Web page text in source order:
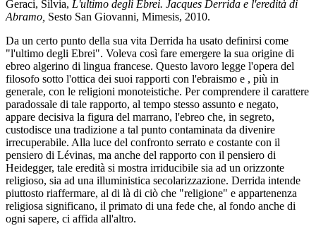
Geraci, Silvia, L'ultimo degli Ebrei. Jacques Derrida e l'eredità di
Abramo, Sesto San Giovanni, Mimesis, 2010.
Da un certo punto della sua vita Derrida ha usato definirsi come
"l'ultimo degli Ebrei". Voleva così fare emergere la sua origine di
ebreo algerino di lingua francese. Questo lavoro legge l'opera del
filosofo sotto l'ottica dei suoi rapporti con l'ebraismo e , più in
generale, con le religioni monoteistiche. Per comprendere il carattere
paradossale di tale rapporto, al tempo stesso assunto e negato,
appare decisiva la figura del marrano, l'ebreo che, in segreto,
custodisce una tradizione a tal punto contaminata da divenire
irrecuperabile. Alla luce del confronto serrato e costante con il
pensiero di Lévinas, ma anche del rapporto con il pensiero di
Heidegger, tale eredità si mostra irriducibile sia ad un orizzonte
religioso, sia ad una illuministica secolarizzazione. Derrida intende
piuttosto riaffermare, al di là di ciò che "religione" e appartenenza
religiosa significano, il primato di una fede che, al fondo anche di
ogni sapere, ci affida all'altro.